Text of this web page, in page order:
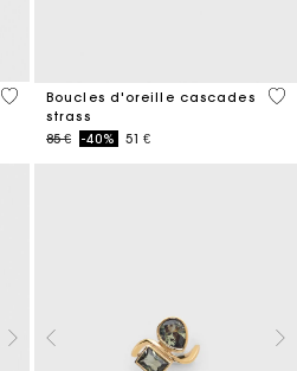
5 out of 5 Customer Rating
Boucles d'oreille cascades
strass
Price reduced from
85 €to-40% 51 €
3,3